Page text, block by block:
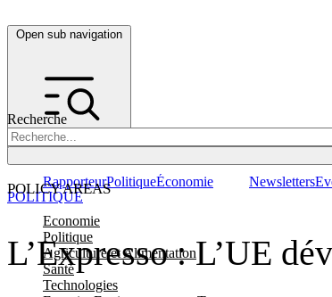
Open sub navigation
Recherche
POLICY AREAS
Economie
Politique
Agriculture et Alimentation
Santé
Technologies
RapporteurPolitiqueÉconomie Newsletters
L’Expresso : L’UE
POLITIQUE